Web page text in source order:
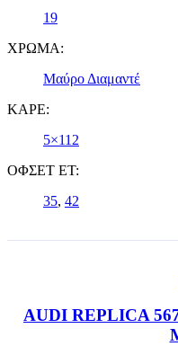
19
ΧΡΩΜΑ:
Μαύρο Διαμαντέ
ΚΑΡΕ:
5×112
ΟΦΣΕΤ ET:
35, 42
AUDI REPLICA